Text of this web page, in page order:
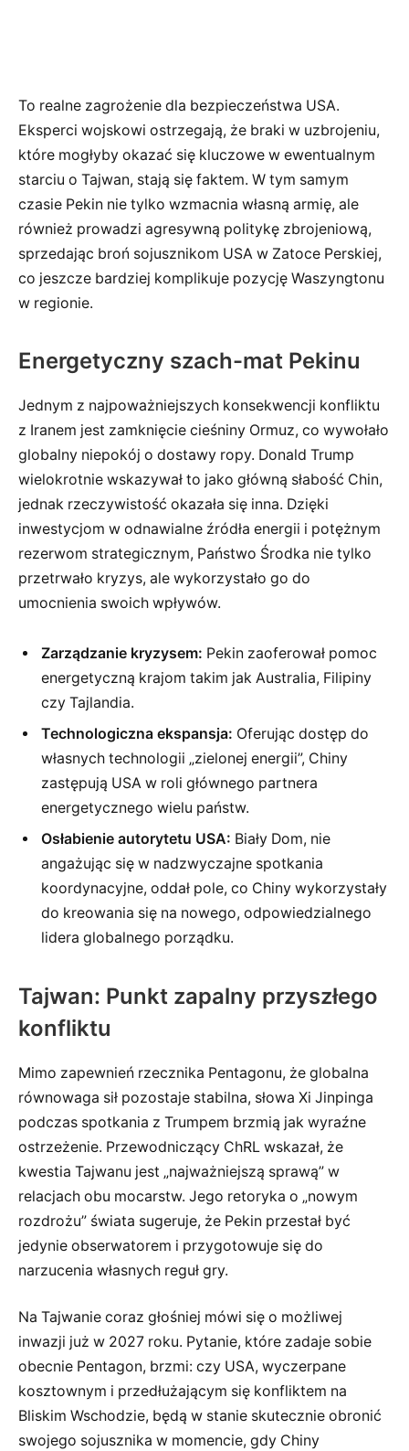
To realne zagrożenie dla bezpieczeństwa USA.
Eksperci wojskowi ostrzegają, że braki w uzbrojeniu,
które mogłyby okazać się kluczowe w ewentualnym
starciu o Tajwan, stają się faktem. W tym samym
czasie Pekin nie tylko wzmacnia własną armię, ale
również prowadzi agresywną politykę zbrojeniową,
sprzedając broń sojusznikom USA w Zatoce Perskiej,
co jeszcze bardziej komplikuje pozycję Waszyngtonu
w regionie.
Energetyczny szach-mat Pekinu
Jednym z najpoważniejszych konsekwencji konfliktu
z Iranem jest zamknięcie cieśniny Ormuz, co wywołało
globalny niepokój o dostawy ropy. Donald Trump
wielokrotnie wskazywał to jako główną słabość Chin,
jednak rzeczywistość okazała się inna. Dzięki
inwestycjom w odnawialne źródła energii i potężnym
rezerwom strategicznym, Państwo Środka nie tylko
przetrwało kryzys, ale wykorzystało go do
umocnienia swoich wpływów.
Zarządzanie kryzysem: Pekin zaoferował pomoc
energetyczną krajom takim jak Australia, Filipiny
czy Tajlandia.
Technologiczna ekspansja: Oferując dostęp do
własnych technologii „zielonej energii”, Chiny
zastępują USA w roli głównego partnera
energetycznego wielu państw.
Osłabienie autorytetu USA: Biały Dom, nie
angażując się w nadzwyczajne spotkania
koordynacyjne, oddał pole, co Chiny wykorzystały
do kreowania się na nowego, odpowiedzialnego
lidera globalnego porządku.
Tajwan: Punkt zapalny przyszłego
konfliktu
Mimo zapewnień rzecznika Pentagonu, że globalna
równowaga sił pozostaje stabilna, słowa Xi Jinpinga
podczas spotkania z Trumpem brzmią jak wyraźne
ostrzeżenie. Przewodniczący ChRL wskazał, że
kwestia Tajwanu jest „najważniejszą sprawą” w
relacjach obu mocarstw. Jego retoryka o „nowym
rozdrożu” świata sugeruje, że Pekin przestał być
jedynie obserwatorem i przygotowuje się do
narzucenia własnych reguł gry.
Na Tajwanie coraz głośniej mówi się o możliwej
inwazji już w 2027 roku. Pytanie, które zadaje sobie
obecnie Pentagon, brzmi: czy USA, wyczerpane
kosztownym i przedłużającym się konfliktem na
Bliskim Wschodzie, będą w stanie skutecznie obronić
swojego sojusznika w momencie, gdy Chiny